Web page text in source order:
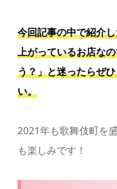
今回記事の中で紹介
上がっているお店な
う？」と迷ったらぜ
い。
2021年も歌舞伎町を
も楽しみです！